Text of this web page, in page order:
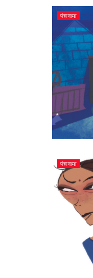
पंचनामा
पंचनामा